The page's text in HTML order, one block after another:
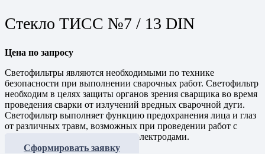
Стекло ТИСС №7 / 13 DIN
Цена по запросу
Светофильтры являются необходимыми по технике
безопасности при выполнении сварочных работ. Светофильтр
необходим в целях защиты органов зрения сварщика во время
проведения сварки от излучений вредных сварочной дуги.
Светофильтр выполняет функцию предохранения лица и глаз
от различных травм, возможных при проведении работ с
газосварочным оборудованием, электродами.
Сформировать заявку